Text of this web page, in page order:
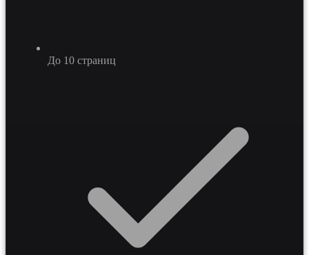
До 10 страниц